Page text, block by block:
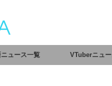
ュース一覧 VTuberニュ